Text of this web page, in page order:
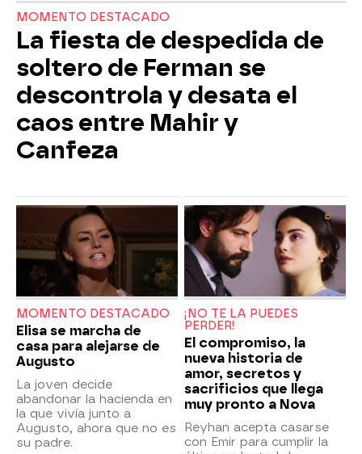
MOMENTO DESTACADO
La fiesta de despedida de
soltero de Ferman se
descontrola y desata el
caos entre Mahir y
Canfeza
MOMENTO DESTACADO
Elisa se marcha de
casa para alejarse de
Augusto
La joven decide
abandonar la hacienda en
la que vivía junto a
Augusto, ahora que no es
su padre.
¡NO TE LA PUEDES
PERDER!
El compromiso, la
nueva historia de
amor, secretos y
sacrificios que llega
muy pronto a Nova
Reyhan acepta casarse
con Emir para cumplir la